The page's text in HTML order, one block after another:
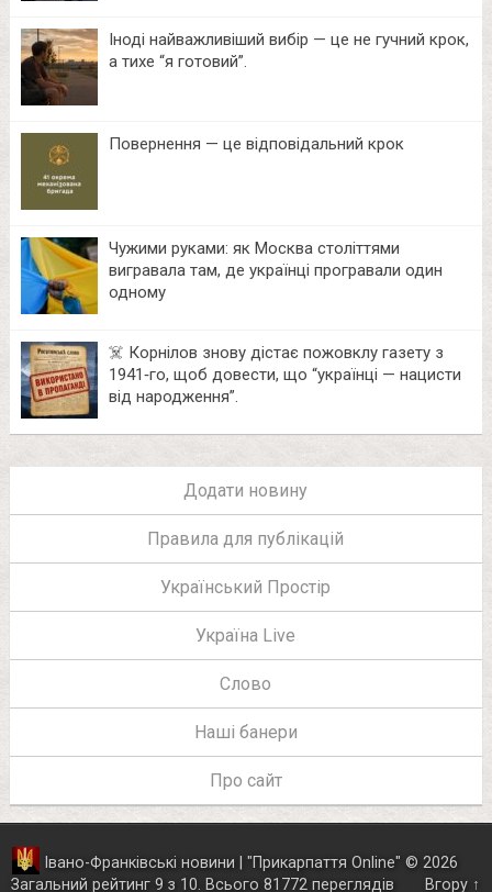
Іноді найважливіший вибір — це не гучний крок,
а тихе “я готовий”.
Повернення — це відповідальний крок
Чужими руками: як Москва століттями
вигравала там, де українці програвали один
одному
☠️ Корнілов знову дістає пожовклу газету з
1941‑го, щоб довести, що “українці — нацисти
від народження”.
Додати новину
Правила для публікацій
Український Простір
Україна Live
Слово
Наші банери
Про сайт
Івано-Франківські новини | "Прикарпаття Online" © 2026
Загальний рейтинг9 з 10. Всього81772 переглядів Вгору ↑